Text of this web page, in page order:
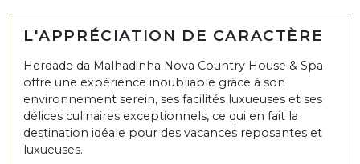
L'APPRÉCIATION DE CARACTÈRE
Herdade da Malhadinha Nova Country House & Spa
offre une expérience inoubliable grâce à son
environnement serein, ses facilités luxueuses et ses
délices culinaires exceptionnels, ce qui en fait la
destination idéale pour des vacances reposantes et
luxueuses.